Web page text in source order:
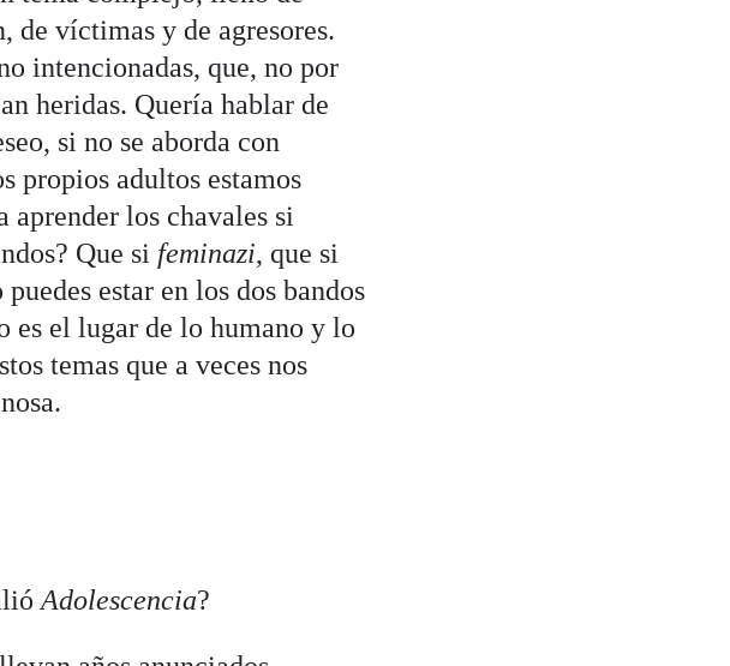
de víctimas y de agresores.
intencionadas, que, no por
heridas. Quería hablar de
si no se aborda con
propios adultos estamos
aprender los chavales si
Que si feminazi, que si
estar en los dos bandos
es el lugar de lo humano y lo
temas que a veces nos
Adolescencia?